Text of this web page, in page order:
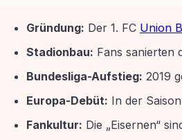
Gründung: Der 1. FC Union
Stadionbau: Fans sanierten
Bundesliga-Aufstieg: 2019
Europa-Debüt: In der
Fankultur: Die „Eisernen“